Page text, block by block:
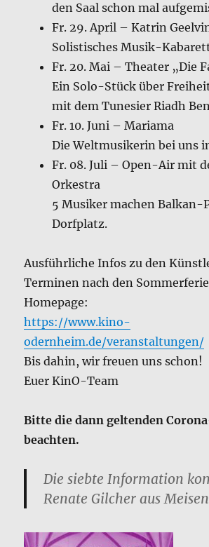
den Saal schon mal
Fr. 29. April – Katrin
Solistisches Musik-
Fr. 20. Mai – Theater „Die
Ein Solo-Stück über
mit dem Tunesier Riadh
Fr. 10. Juni – Mariama
Die Weltmusikerin bei uns
Fr. 08. Juli – Open-Air mit
Orkestra
5 Musiker machen Balkan-
Dorfplatz.
Ausführliche Infos zu den
Terminen nach den
Homepage:
https://www.kino-
odernheim.de/veranstaltungen/
Bis dahin, wir freuen uns schon!
Euer KinO-Team
Bitte die dann geltenden
beachten.
Die siebte Information
Renate Gilcher aus